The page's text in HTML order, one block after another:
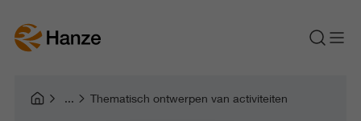
Thematisch ontwerpen van activiteiten